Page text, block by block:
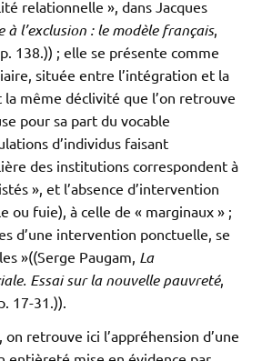
relationnelle », dans Jacques
à l’exclusion : le modèle français,
138.)) ; elle se présente comme
située entre l’intégration et la
la même déclivité que l’on retrouve
pour sa part du vocable
d’individus faisant
des institutions correspondent à
», et l’absence d’intervention
ou fuie), à celle de « marginaux » ;
d’une intervention ponctuelle, se
»((Serge Paugam, La
Essai sur la nouvelle pauvreté,
17-31.)).
on retrouve ici l’appréhension d’une